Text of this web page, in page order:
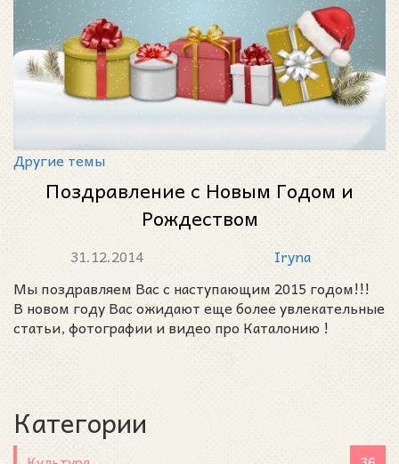
Другие темы
Поздравление с Новым Годом и
Рождеством
31.12.2014
Iryna
Мы поздравляем Вас с наступающим 2015 годом!!!
В новом году Вас ожидают еще более увлекательные
статьи, фотографии и видео про Каталонию !
Категории